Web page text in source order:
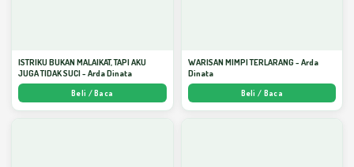
ISTRIKU BUKAN MALAIKAT, TAPI AKU
JUGA TIDAK SUCI - Arda Dinata
Beli / Baca
WARISAN MIMPI TERLARANG - Arda
Dinata
Beli / Baca